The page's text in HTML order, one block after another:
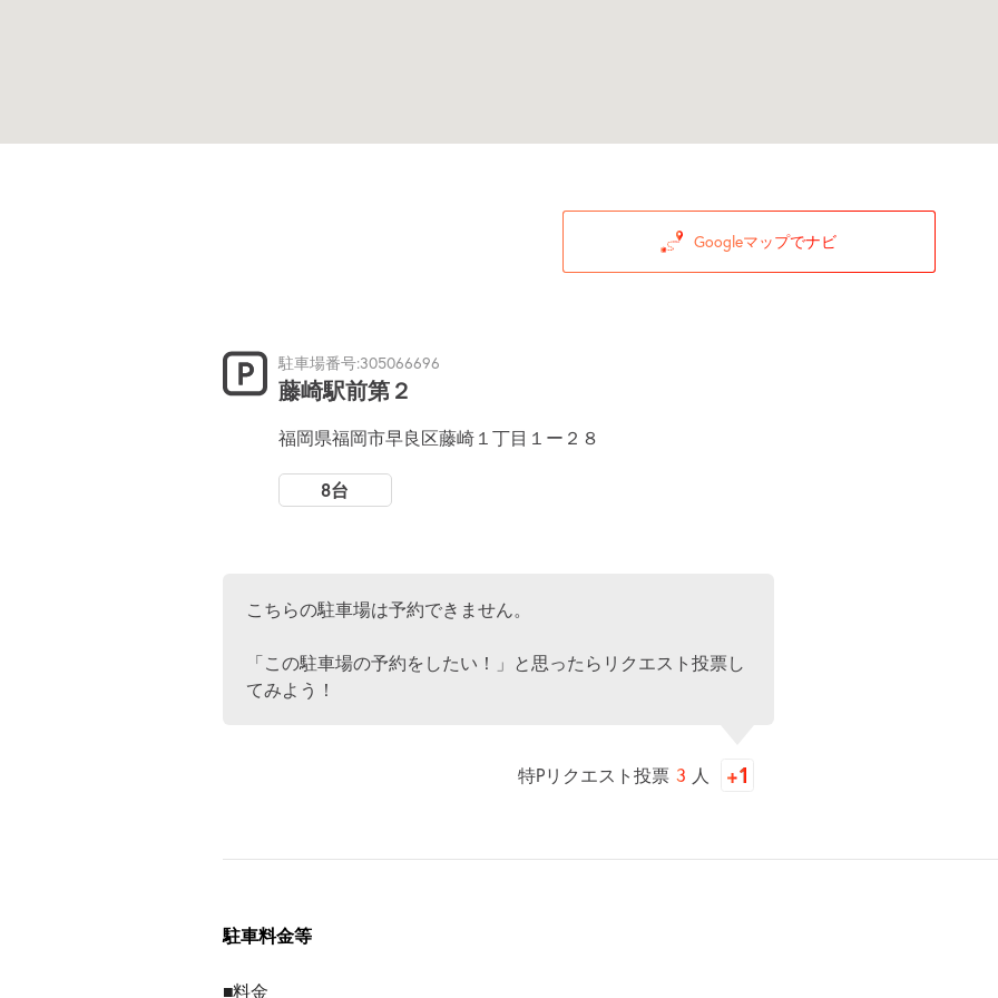
Googleマップでナビ
駐車場番号:305066696
藤崎駅前第２
福岡県福岡市早良区藤崎１丁目１ー２８
8台
こちらの駐車場は予約できません。
「この駐車場の予約をしたい！」と思ったらリクエスト投票し
てみよう！
特Pリクエスト投票 3 人
駐車料金等
■料金